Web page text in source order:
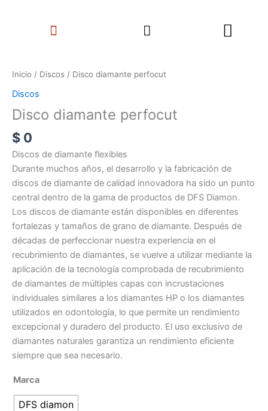
Menu Search
Inicio / Discos / Disco diamante perfocut
Discos
Disco diamante perfocut
$ 0
Discos de diamante flexibles
Durante muchos años, el desarrollo y la fabricación de
discos de diamante de calidad innovadora ha sido un punto
central dentro de la gama de productos de DFS Diamon.
Los discos de diamante están disponibles en diferentes
fortalezas y tamaños de grano de diamante. Después de
décadas de perfeccionar nuestra experiencia en el
recubrimiento de diamantes, se vuelve a utilizar mediante la
aplicación de la tecnología comprobada de recubrimiento
de diamantes de múltiples capas con incrustaciones
individuales similares a los diamantes HP o los diamantes
utilizados en odontología, lo que permite un rendimiento
excepcional y duradero del producto. El uso exclusivo de
diamantes naturales garantiza un rendimiento eficiente
siempre que sea necesario.
Marca
DFS diamon
diamante
cantidad